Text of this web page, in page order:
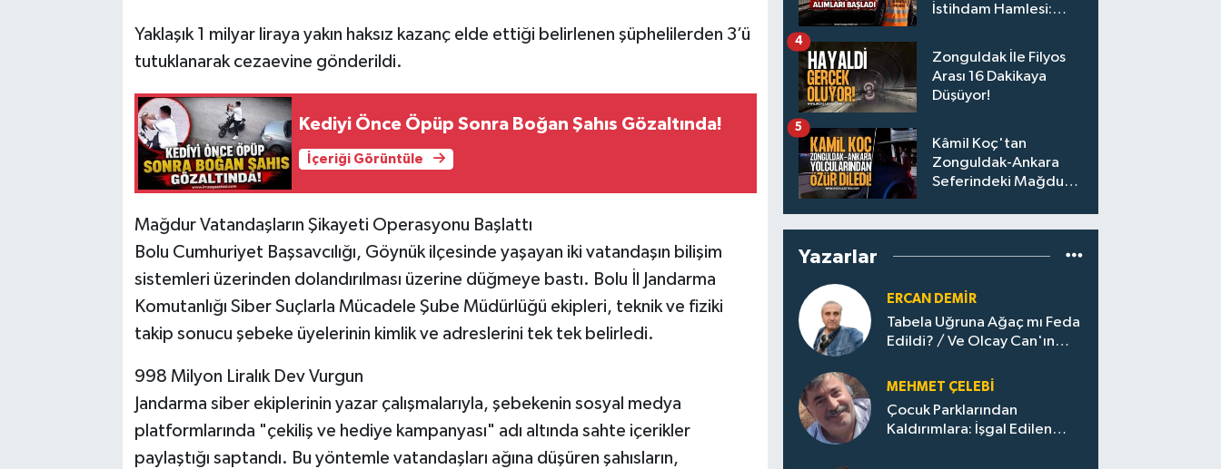
Yaklaşık 1 milyar liraya yakın haksız kazanç elde ettiği belirlenen şüphelilerden 3’ü
tutuklanarak cezaevine gönderildi.
Kediyi Önce Öpüp Sonra Boğan Şahıs Gözaltında!
İçeriği Görüntüle
Mağdur Vatandaşların Şikayeti Operasyonu Başlattı
Bolu Cumhuriyet Başsavcılığı, Göynük ilçesinde yaşayan iki vatandaşın bilişim
sistemleri üzerinden dolandırılması üzerine düğmeye bastı. Bolu İl Jandarma
Komutanlığı Siber Suçlarla Mücadele Şube Müdürlüğü ekipleri, teknik ve fiziki
takip sonucu şebeke üyelerinin kimlik ve adreslerini tek tek belirledi.
998 Milyon Liralık Dev Vurgun
Jandarma siber ekiplerinin yazar çalışmalarıyla, şebekenin sosyal medya
platformlarında "çekiliş ve hediye kampanyası" adı altında sahte içerikler
paylaştığı saptandı. Bu yöntemle vatandaşları ağına düşüren şahısların,
İstihdam Hamlesi:
Zonguldak İle Filyos
Arası 16 Dakikaya
Düşüyor!
4
Kâmil Koç'tan
Zonguldak-Ankara
Seferindeki Mağdur
5
Yazarlar
ERCAN DEMIR
Tabela Uğruna Ağaç mı Feda
Edildi? / Ve Olcay Can'ın
MEHMET ÇELEBI
Çocuk Parklarından
Kaldırımlara: İşgal Edilen